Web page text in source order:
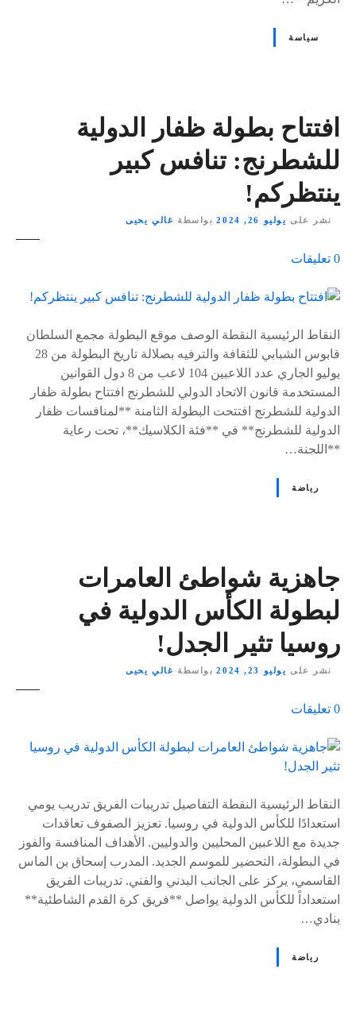
سياسة
افتتاح بطولة ظفار الدولية
للشطرنج: تنافس كبير
ينتظركم!
نشر على يوليو 26, 2024 بواسطة غالي يحيى
0 تعليقات
ى
s
النقاط الرئيسية النقطة الوصف موقع البطولة مجمع السلطان
قابوس الشبابي للثقافة والترفيه بصلالة تاريخ البطولة من 28
يوليو الجاري عدد اللاعبين 104 لاعب من 8 دول القوانين
المستخدمة قانون الاتحاد الدولي للشطرنج افتتاح بطولة ظفار
الدولية للشطرنج افتتحت البطولة الثامنة **لمنافسات ظفار
الدولية للشطرنج** في **فئة الكلاسيك**، تحت رعاية
**اللجنة…
رياضة
جاهزية شواطئ العامرات
لبطولة الكأس الدولية في
روسيا تثير الجدل!
نشر على يوليو 23, 2024 بواسطة غالي يحيى
0 تعليقات
ى
٪
النقاط الرئيسية النقطة التفاصيل تدريبات الفريق تدريب يومي
استعدادًا للكأس الدولية في روسيا. تعزيز الصفوف تعاقدات
جديدة مع اللاعبين المحليين والدوليين. الأهداف المنافسة والفوز
في البطولة، التحضير للموسم الجديد. المدرب إسحاق بن الماس
القاسمي، يركز على الجانب البدني والفني. تدريبات الفريق
استعداداً للكأس الدولية يواصل **فريق كرة القدم الشاطئية**
بنادي…
رياضة